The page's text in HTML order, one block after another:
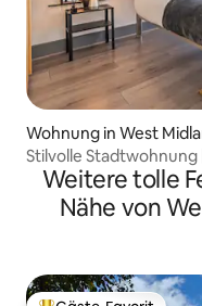
Wohnung in West
Stilvolle Stadtwohnung
Weitere tolle
Nähe von